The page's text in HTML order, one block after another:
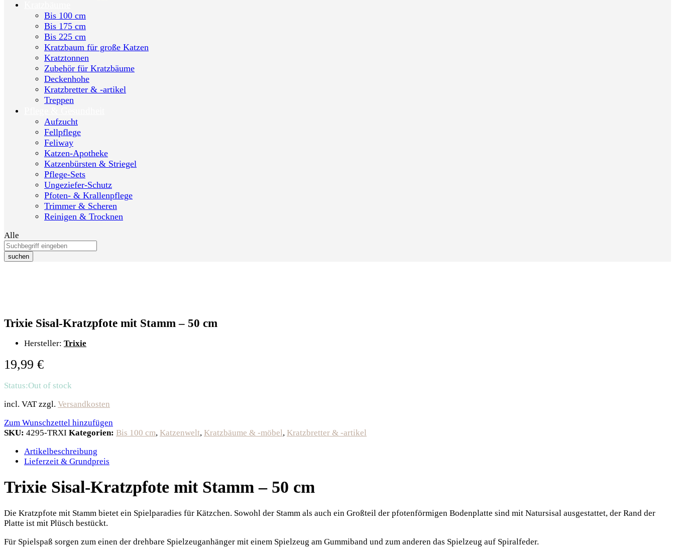
Bis 100 cm
Bis 175 cm
Bis 225 cm
Kratzbaum für große Katzen
Kratztonnen
Zubehör für Kratzbäume
Deckenhohe
Kratzbretter & -artikel
Treppen
Aufzucht
Fellpflege
Feliway
Katzen-Apotheke
Katzenbürsten & Striegel
Pflege-Sets
Ungeziefer-Schutz
Pfoten- & Krallenpflege
Trimmer & Scheren
Reinigen & Trocknen
Alle
suchen
Trixie Sisal-Kratzpfote mit Stamm – 50 cm
Hersteller: Trixie
19,99 €
Status:Out of stock
incl. VAT zzgl. Versandkosten
Zum Wunschzettel hinzufügen
SKU: 4295-TRXI Kategorien: Bis 100 cm, Katzenwelt, Kratzbäume & -möbel, Kratzbretter & -artikel
Artikelbeschreibung
Lieferzeit & Grundpreis
Trixie Sisal-Kratzpfote mit Stamm – 50 cm
Die Kratzpfote mit Stamm bietet ein Spielparadies für Kätzchen. Sowohl der Stamm als auch ein Großteil der pfotenförmigen Bodenplatte sind mit Natursisal ausgestattet, der Rand der
Platte ist mit Plüsch bestückt.
Für Spielspaß sorgen zum einen der drehbare Spielzeuganhänger mit einem Spielzeug am Gummiband und zum anderen das Spielzeug auf Spiralfeder.